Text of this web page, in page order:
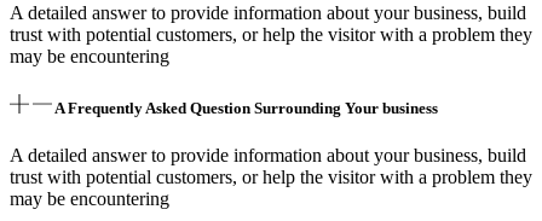
A detailed answer to provide information about your business, build
trust with potential customers, or help the visitor with a problem they
may be encountering
A Frequently Asked Question Surrounding Your business
A detailed answer to provide information about your business, build
trust with potential customers, or help the visitor with a problem they
may be encountering